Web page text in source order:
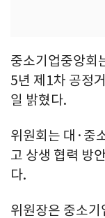
중소기업중앙회
5년 제1차 공정
일 밝혔다.
위원회는 대·중
고 상생 협력 방
다.
위원장은 중소